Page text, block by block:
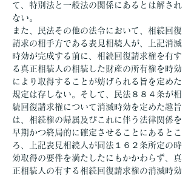
て、特別法と一般法の関係にあるとは解され
ない。
また、民法その他の法令において、相続回復
請求の相手方である表見相続人が、上記消滅
時効が完成する前に、相続回復請求権を有す
る真正相続人の相続した財産の所有権を時効
により取得することが妨げられる旨を定めた
規定は存しない。そして、民法８８４条が相
続回復請求権について消滅時効を定めた趣旨
は、相続権の帰属及びこれに伴う法律関係を
早期かつ終局的に確定させることにあるとこ
ろ、上記表見相続人が同法１６２条所定の時
効取得の要件を満たしたにもかかわらず、真
正相続人の有する相続回復請求権の消滅時効